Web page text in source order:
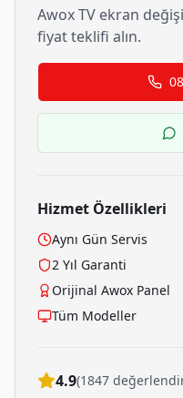
AwoxTV ekran
fiyat teklifi alın.
Hizmet Özellikleri
Aynı Gün Servis
2 Yıl Garanti
Orijinal Awox Panel
Tüm Modeller
4.9(1847